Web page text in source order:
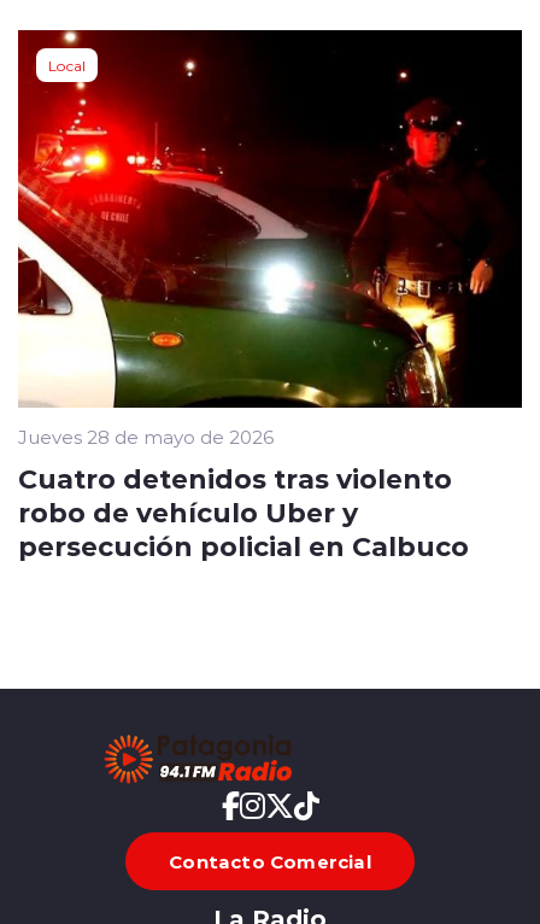
Local
Jueves 28 de mayo de 2026
Cuatro detenidos tras violento
robo de vehículo Uber y
persecución policial en Calbuco
Contacto Comercial
La Radio